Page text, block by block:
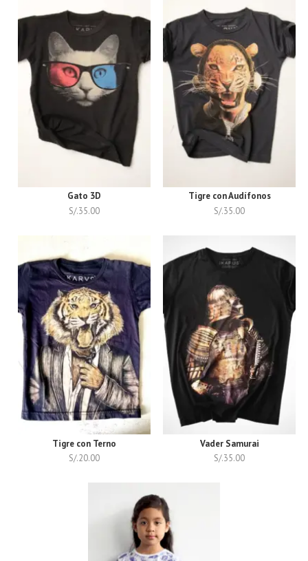
Gato 3D
S/.35.00
Tigre con Audífonos
S/.35.00
Tigre con Terno
S/.20.00
Vader Samurai
S/.35.00